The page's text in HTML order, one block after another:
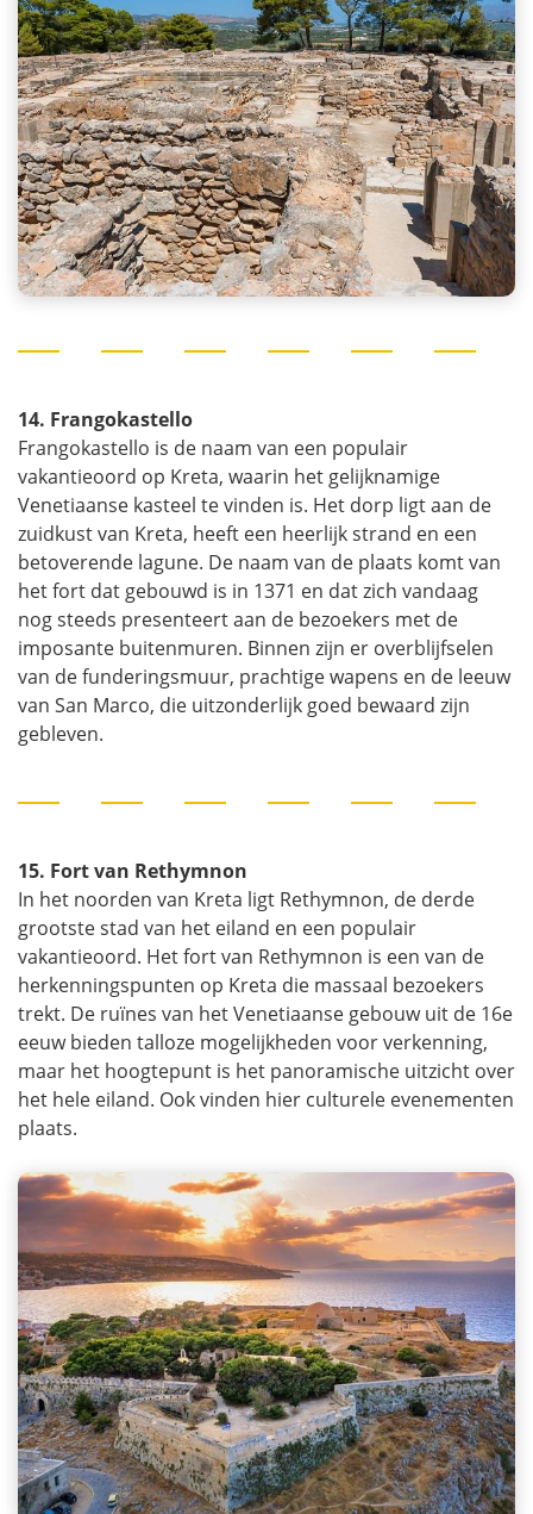
14. Frangokastello
Frangokastello is de naam van een populair
vakantieoord op Kreta, waarin het gelijknamige
Venetiaanse kasteel te vinden is. Het dorp ligt aan de
zuidkust van Kreta, heeft een heerlijk strand en een
betoverende lagune. De naam van de plaats komt van
het fort dat gebouwd is in 1371 en dat zich vandaag
nog steeds presenteert aan de bezoekers met de
imposante buitenmuren. Binnen zijn er overblijfselen
van de funderingsmuur, prachtige wapens en de leeuw
van San Marco, die uitzonderlijk goed bewaard zijn
gebleven.
15. Fort van Rethymnon
In het noorden van Kreta ligt Rethymnon, de derde
grootste stad van het eiland en een populair
vakantieoord. Het fort van Rethymnon is een van de
herkenningspunten op Kreta die massaal bezoekers
trekt. De ruïnes van het Venetiaanse gebouw uit de 16e
eeuw bieden talloze mogelijkheden voor verkenning,
maar het hoogtepunt is het panoramische uitzicht over
het hele eiland. Ook vinden hier culturele evenementen
plaats.